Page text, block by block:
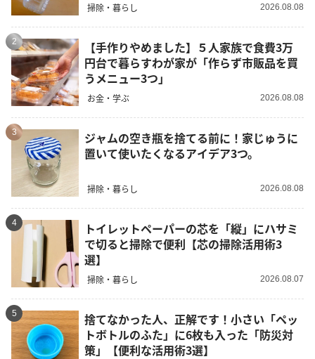
掃除・暮らし 2026.08.08
2
【手作りやめました】５人家族で食費3万
円台で暮らすわが家が「作らず市販品を買
うメニュー3つ」
お金・学ぶ 2026.08.08
3
ジャムの空き瓶を捨てる前に！家じゅうに
置いて使いたくなるアイデア3つ。
掃除・暮らし 2026.08.08
4
トイレットペーパーの芯を「縦」にハサミ
で切ると掃除で便利【芯の掃除活用術3
選】
掃除・暮らし 2026.08.07
5
捨てなかった人、正解です！小さい「ペッ
トボトルのふた」に6枚も入った「防災対
策」【便利な活用術3選】